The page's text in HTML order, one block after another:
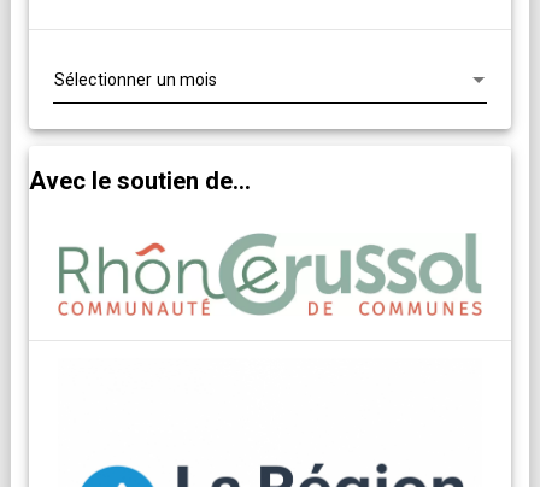
Avec le soutien de...